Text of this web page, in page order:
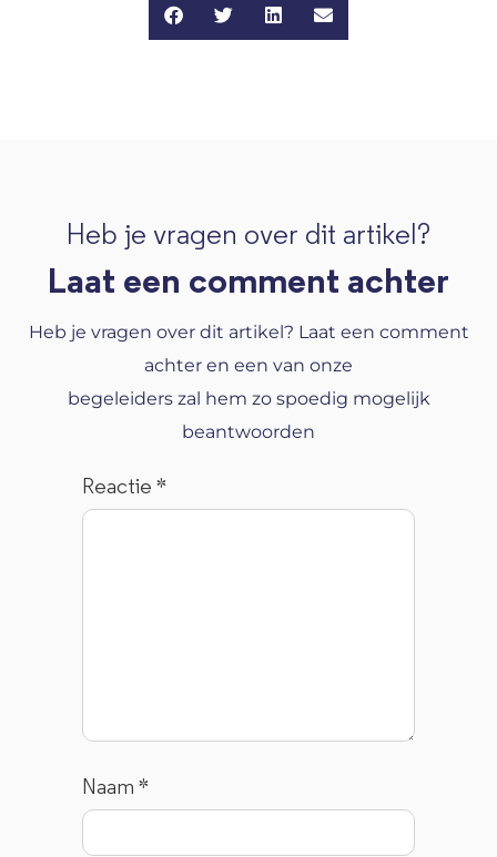
Heb je vragen over dit artikel?
Laat een comment achter
Heb je vragen over dit artikel? Laat een comment
achter en een van onze
begeleiders zal hem zo spoedig mogelijk
beantwoorden
Reactie*
Naam*